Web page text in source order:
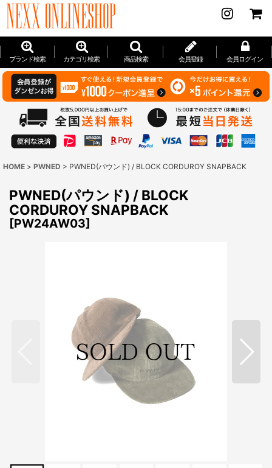
ブランド検索 カテゴリ検索 商品検索 会員登録 会員ログイン
HOME > PWNED > PWNED(パウンド) / BLOCK CORDUROY SNAPBACK
PWNED(パウンド) / BLOCK
CORDUROY SNAPBACK
[PW24AW03]